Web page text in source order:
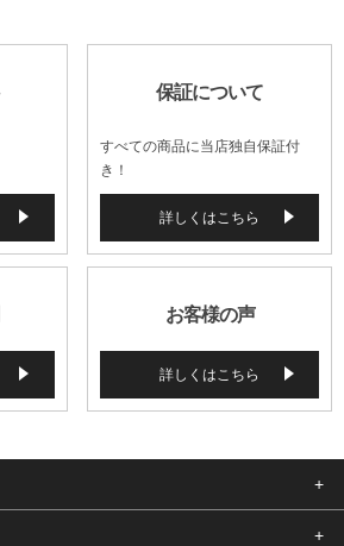
保証について
すべての商品に当店独自保証付
き！
詳しくはこちら
お客様の声
詳しくはこちら